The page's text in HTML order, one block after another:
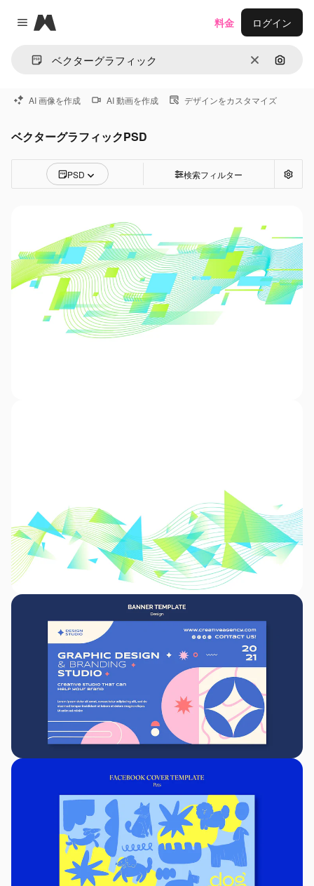
Close menu
Magnific
消去 画像で
料金 ログイン
AI 画像を作成 AI 動画を作成 デザインをカスタマイズ
ベクターグラフィックPSD
PSD 検索フィルター